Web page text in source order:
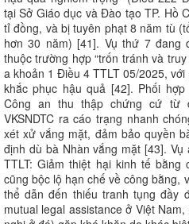
tại Sở Giáo dục và Đào tạo TP. Hồ
tỉ đồng, và bị tuyên phạt 8 năm tù
hơn 30 năm) [41]. Vụ thứ 7 đang
thuộc trường hợp “trốn tránh và
a khoản 1 Điều 4 TTLT 05/2025,
khắc phục hậu quả [42]. Phối
Công an thu thập chứng cứ từ
VKSNDTC ra cáo trạng nhanh
xét xử vắng mặt, đảm bảo quyền
định dù bà Nhàn vắng mặt [43].
TTLT: Giảm thiệt hại kinh tế
cũng bộc lộ hạn chế về công bằng,
thể dẫn đến thiếu tranh tụng đầy
mutual legal assistance ở Việt